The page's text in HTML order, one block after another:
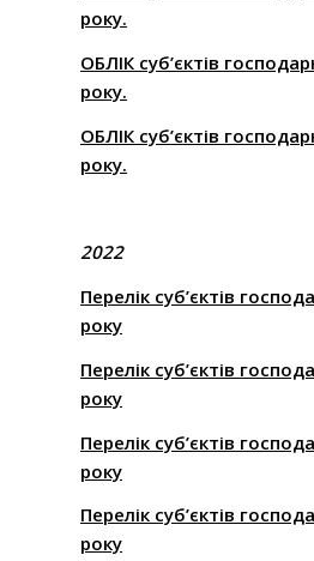
року.
ОБЛІК суб’єктів
року.
ОБЛІК суб’єктів
року.
2022
Перелік суб’єктів
року
Перелік суб’єктів
року
Перелік суб’єктів
року
Перелік суб’єктів
року